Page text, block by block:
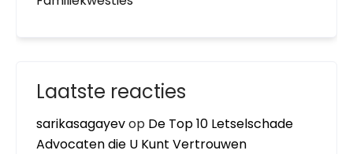
Laatste reacties
sarikasagayevop De Top 10 Letselschade
Advocaten die U Kunt Vertrouwen